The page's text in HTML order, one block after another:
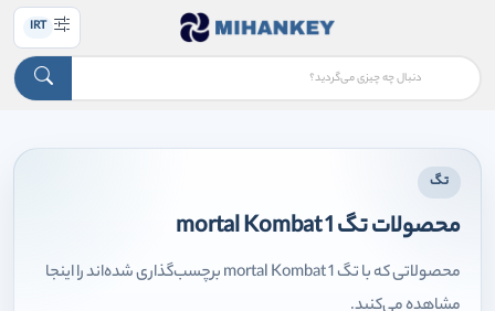
IRT
تگ
محصولات تگ mortal Kombat 1
محصولاتی که با تگ mortal Kombat 1 برچسب‌گذاری شده‌اند را اینجا